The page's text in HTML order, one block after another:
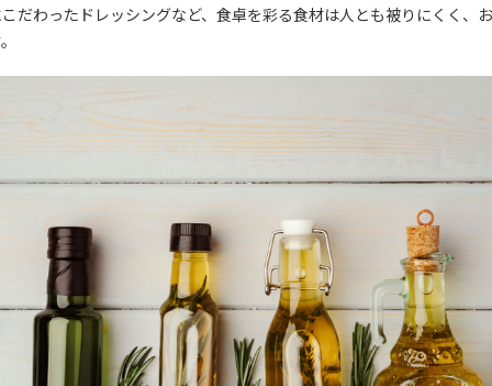
だわったドレッシングなど、食卓を彩る食材は人とも被りにくく、